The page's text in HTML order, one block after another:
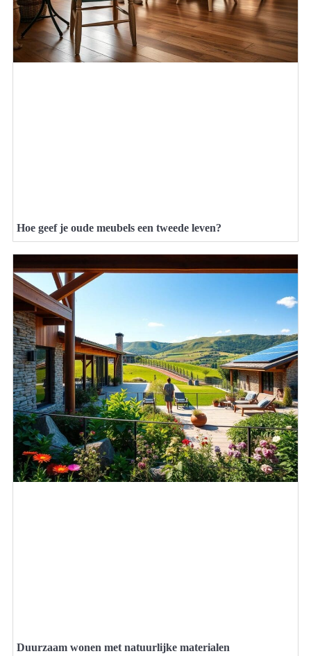
Hoe geef je oude meubels een tweede leven?
Duurzaam wonen met natuurlijke materialen